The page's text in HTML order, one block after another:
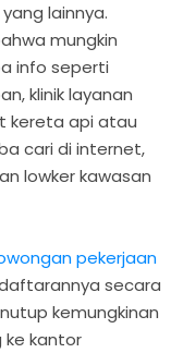
lainnya.
mungkin
info seperti
klinik layanan
kereta api atau
cari di internet,
lowker kawasan
pekerjaan
secara
kemungkinan
ke kantor